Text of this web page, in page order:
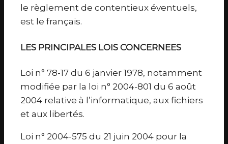
le règlement de contentieux éventuels,
est le français.
LES PRINCIPALES LOIS CONCERNEES
Loi n° 78-17 du 6 janvier 1978, notamment
modifiée par la loi n° 2004-801 du 6 août
2004 relative à l’informatique, aux fichiers
et aux libertés.
Loi n° 2004-575 du 21 juin 2004 pour la